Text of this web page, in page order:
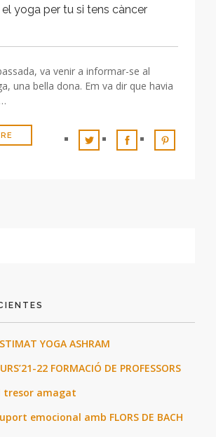
yoga per tu si tens càncer
va venir a informar-se al
una bella dona. Em va dir que havia
YOGA ASHRAM
22 FORMACIÓ DE PROFESSORS
tresor amagat
emocional amb FLORS DE BACH